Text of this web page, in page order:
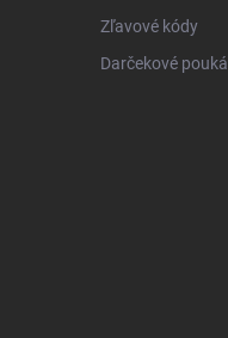
Zľavové kódy
Darčekové